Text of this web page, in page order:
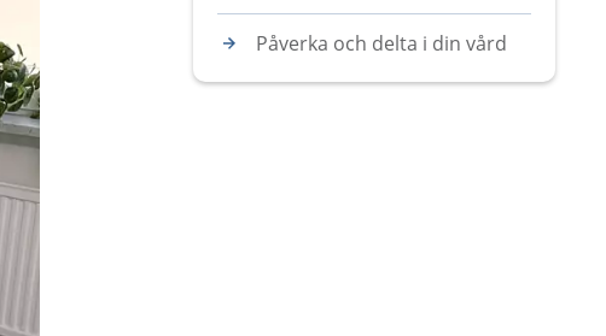
Påverka och delta i din vård